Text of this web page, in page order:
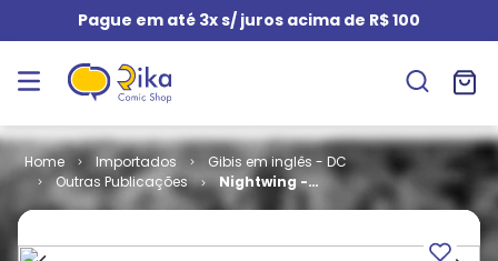
Pague em até 3x s/ juros acima de R$ 100
Importados
Gibis em inglês - DC
Outras Publicações
Nightwing -
Volume 1 # 16